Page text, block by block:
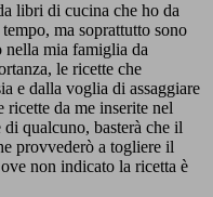
libri di cucina che ho da
ma soprattutto sono
nella mia famiglia da
le ricette che
e dalla voglia di assaggiare
da me inserite nel
qualcuno, basterà che il
provvederò a togliere il
non indicato la ricetta è